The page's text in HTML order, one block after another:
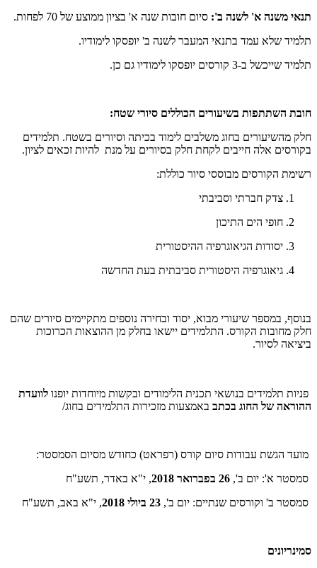
תנאי משנה א' לשנה ב': סיום חובות שנה א' בציון ממוצע של 70 לפחות.
תלמיד שלא עמד בתנאי המעבר לשנה ב' יופסקו לימודיו.
תלמיד שייכשל ב-3 קורסים יופסקו לימודיו גם כן.
חובת השתתפות בשיעורים הכוללים סיורי שטח:
חלק מהשיעורים בחוג משלבים לימוד בכיתה וסיורים בשטח. תלמידים
בקורסים אלה חייבים לקחת חלק בסיורים על מנת להיות זכאים לציון.
רשימת הקורסים מבוססי סיור כוללת:
צדק חברתי וסביבתי
חופי הים התיכון
יסודות הגיאוגרפיה ההיסטורית
גיאוגרפיה היסטורית סביבתית בעת החדשה
בנוסף, במספר שיעורי מבוא, יסוד ובחירה נוספים מתקיימים סיורים שהם
חלק מחובות הקורס. התלמידים יישאו בחלק מן ההוצאות הכרוכות
ביציאה לסיור.
פניות תלמידים בנושאי תכנית הלימודים ובקשות מיוחדות יופנו לוועדת
ההוראה של החוג בכתב באמצעות מזכירות התלמידים בחוג/
מועד הגשת עבודות סיום קורס (רפראט) כחודש מסיום הסמסטר:
סמסטר א': יום ב', 26 בפברואר 2018
, י"א באדר, תשע"ח
סמסטר ב' וקורסים שנתיים: יום ב', 23 ביולי 2018 , י"א באב, תשע"ח
סמינריונים